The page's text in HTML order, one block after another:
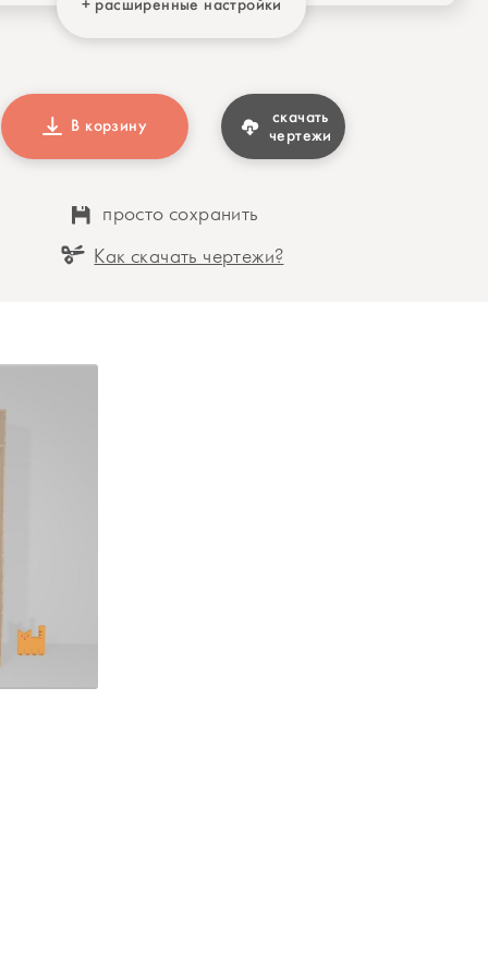
+ расширенные настройки
В корзину
скачать
чертежи
просто сохранить
Как скачать чертежи?